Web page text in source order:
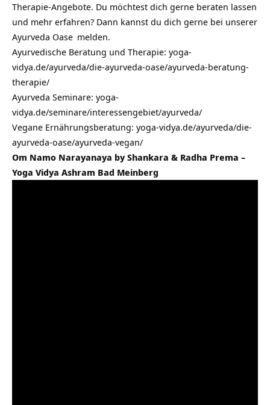
Therapie-Angebote. Du möchtest dich gerne beraten lassen
und mehr erfahren? Dann kannst du dich gerne bei unserer
Ayurveda Oase melden.
Ayurvedische Beratung und Therapie: yoga-
vidya.de/ayurveda/die-ayurveda-oase/ayurveda-beratung-
therapie/
Ayurveda Seminare: yoga-
vidya.de/seminare/interessengebiet/ayurveda/
Vegane Ernährungsberatung: yoga-vidya.de/ayurveda/die-
ayurveda-oase/ayurveda-vegan/
Om Namo Narayanaya by Shankara & Radha Prema –
Yoga Vidya Ashram Bad Meinberg